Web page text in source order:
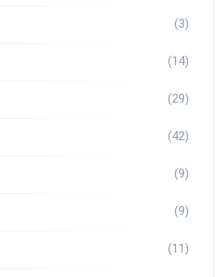
(3)
(14)
(29)
(42)
(9)
(9)
(11)